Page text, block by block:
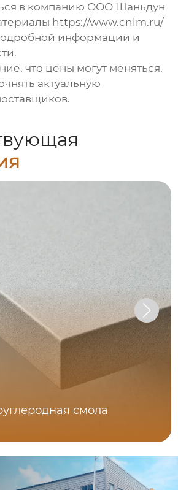
в компанию ООО Шаньдун
https://www.cnlm.ru/
информации и
что цены могут меняться.
актуальную
смола